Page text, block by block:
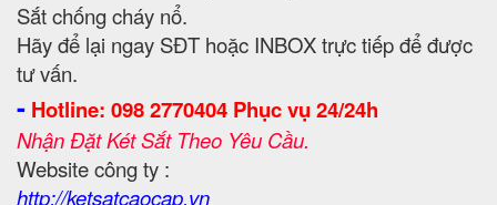
Sắt chống cháy nổ.
Hãy để lại ngay SĐT hoặc INBOX trực tiếp để được
tư vấn.
- Hotline: 098 2770404 Phục vụ 24/24h
Nhận Đặt Két Sắt Theo Yêu Cầu.
Website công ty :
http://ketsatcaocap.vn